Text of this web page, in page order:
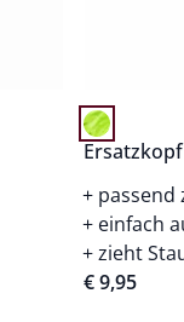
passend
einfach
zieht
€ 9,95